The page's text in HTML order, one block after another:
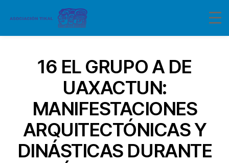
16 EL GRUPO A DE
UAXACTUN:
MANIFESTACIONES
ARQUITECTÓNICAS Y
DINÁSTICAS DURANTE